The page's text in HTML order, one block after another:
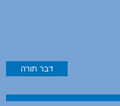
דבר תורה